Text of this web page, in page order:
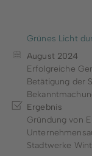
Grünes Licht
August 2024
Erfolgreiche
Betätigung der
Ergebnis
Gründung von
Stadtwerke